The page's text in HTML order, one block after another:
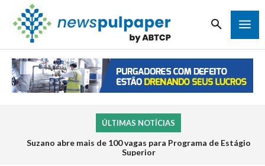
ÚLTIMAS NOTÍCIAS
Suzano abre mais de 100 vagas para Programa de Estágio
Superior